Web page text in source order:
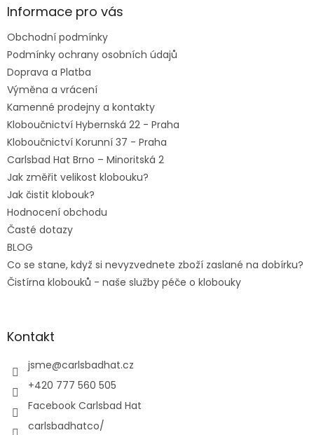
aInformace pro vás
Obchodní podmínky
Podmínky ochrany osobních údajů
Doprava a Platba
Výměna a vrácení
Kamenné prodejny a kontakty
Kloboučnictví Hybernská 22 - Praha
Kloboučnictví Korunní 37 - Praha
Carlsbad Hat Brno – Minoritská 2
Jak změřit velikost klobouku?
Jak čistit klobouk?
Hodnocení obchodu
Časté dotazy
BLOG
Co se stane, když si nevyzvednete zboží zaslané na dobírku?
Čistírna klobouků - naše služby péče o klobouky
Kontakt
jsme@carlsbadhat.cz
+420 777 560 505
Facebook Carlsbad Hat
carlsbadhatco/